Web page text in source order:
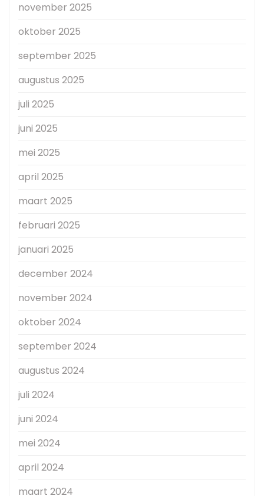
november 2025
oktober 2025
september 2025
augustus 2025
juli 2025
juni 2025
mei 2025
april 2025
maart 2025
februari 2025
januari 2025
december 2024
november 2024
oktober 2024
september 2024
augustus 2024
juli 2024
juni 2024
mei 2024
april 2024
maart 2024